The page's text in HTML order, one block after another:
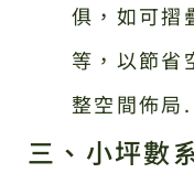
俱，如可摺
等，以節省
整空間佈局.
三、小坪數